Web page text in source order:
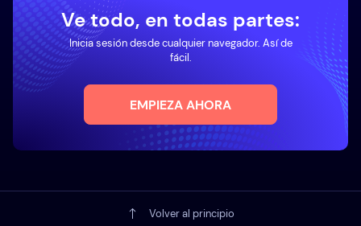
Ve todo, en todas partes:
Inicia sesión desde cualquier navegador. Así de
fácil.
EMPIEZA AHORA
Volver al principio